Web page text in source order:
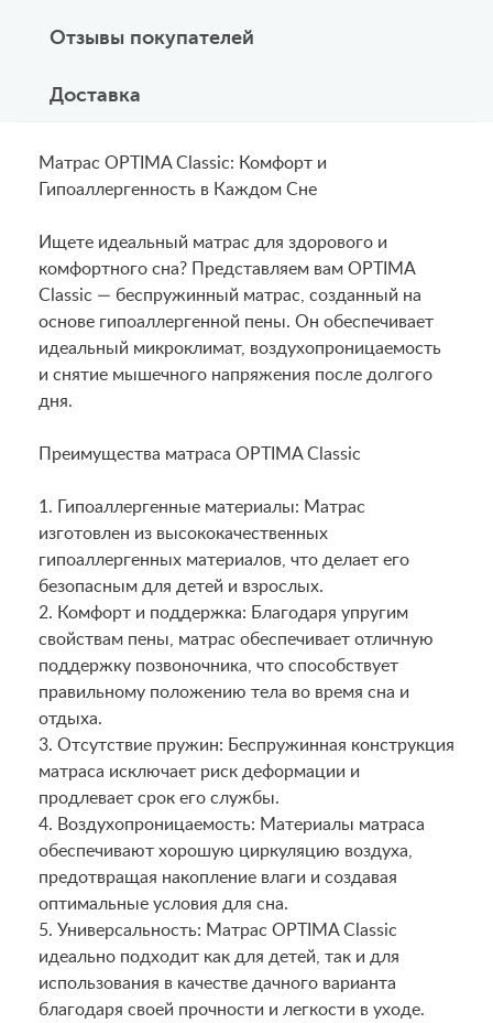
Отзывы покупателей
Доставка
Матрас OPTIMA Classic: Комфорт и
Гипоаллергенность в Каждом Сне
Ищете идеальный матрас для здорового и
комфортного сна? Представляем вам OPTIMA
Classic — беспружинный матрас, созданный на
основе гипоаллергенной пены. Он обеспечивает
идеальный микроклимат, воздухопроницаемость
и снятие мышечного напряжения после долгого
дня.
Преимущества матраса OPTIMA Classic
1. Гипоаллергенные материалы: Матрас
изготовлен из высококачественных
гипоаллергенных материалов, что делает его
безопасным для детей и взрослых.
2. Комфорт и поддержка: Благодаря упругим
свойствам пены, матрас обеспечивает отличную
поддержку позвоночника, что способствует
правильному положению тела во время сна и
отдыха.
3. Отсутствие пружин: Беспружинная конструкция
матраса исключает риск деформации и
продлевает срок его службы.
4. Воздухопроницаемость: Материалы матраса
обеспечивают хорошую циркуляцию воздуха,
предотвращая накопление влаги и создавая
оптимальные условия для сна.
5. Универсальность: Матрас OPTIMA Classic
идеально подходит как для детей, так и для
использования в качестве дачного варианта
благодаря своей прочности и легкости в уходе.